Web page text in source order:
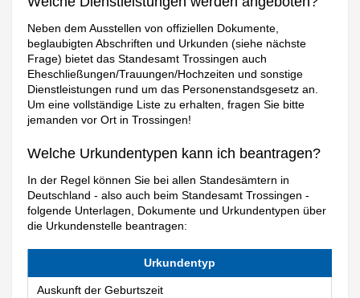
Neben dem Ausstellen von offiziellen Dokumente,
beglaubigten Abschriften und Urkunden (siehe nächste
Frage) bietet das Standesamt Trossingen auch
Eheschließungen/Trauungen/Hochzeiten und sonstige
Dienstleistungen rund um das Personenstandsgesetz an.
Um eine vollständige Liste zu erhalten, fragen Sie bitte
jemanden vor Ort in Trossingen!
Welche Urkundentypen kann ich beantragen?
In der Regel können Sie bei allen Standesämtern in
Deutschland - also auch beim Standesamt Trossingen -
folgende Unterlagen, Dokumente und Urkundentypen über
die Urkundenstelle beantragen:
Urkundentyp
Auskunft der Geburtszeit